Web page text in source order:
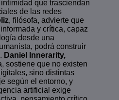
que trasciendan
de las redes
, filósofa, advierte que
y crítica, capaz
desde una
podrá construir
Daniel Innerarity,
sostiene que no existen
sino distintas
según el entorno, y
artificial exige